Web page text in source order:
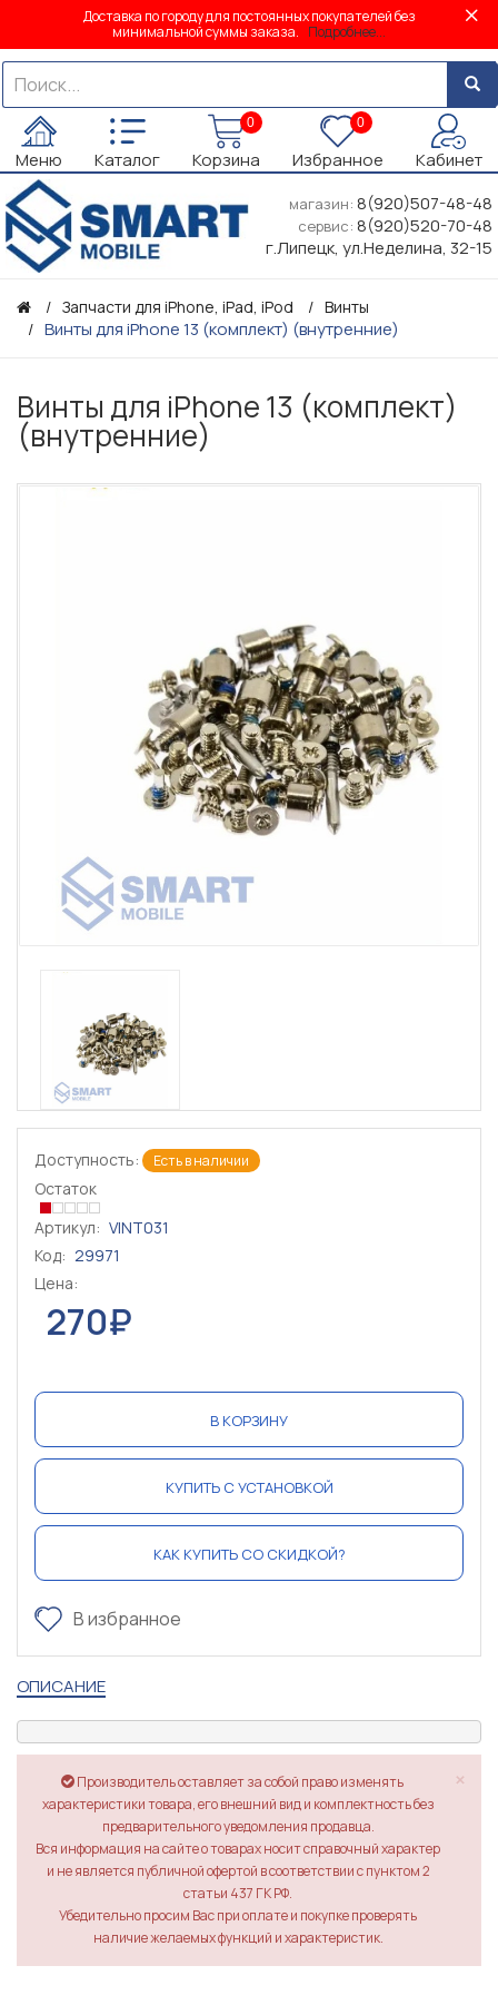
Доставка по городу для постоянных покупателей без
минимальной суммы заказа. Подробнее...
Меню Каталог
0
Корзина
0
Избранное Кабинет
магазин: 8(920)507-48-48
сервис: 8(920)520-70-48
г.Липецк, ул.Неделина, 32-15
Запчасти для iPhone, iPad, iPod Винты
Винты для iPhone 13 (комплект) (внутренние)
Винты для iPhone 13 (комплект)
(внутренние)
Доступность: Есть в наличии
Остаток
Артикул: VINT031
Код: 29971
Цена:
270₽
В КОРЗИНУ
КУПИТЬ С УСТАНОВКОЙ
КАК КУПИТЬ СО СКИДКОЙ?
В избранное
ОПИСАНИЕ
×
Производитель оставляет за собой право изменять
характеристики товара, его внешний вид и комплектность без
предварительного уведомления продавца.
Вся информация на сайте о товарах носит справочный характер
и не является публичной офертой в соответствии с пунктом 2
статьи 437 ГК РФ.
Убедительно просим Вас при оплате и покупке проверять
наличие желаемых функций и характеристик.